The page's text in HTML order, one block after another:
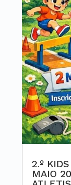
2.º
MAIO